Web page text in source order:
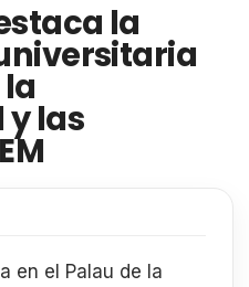
la
las
en el Palau de la